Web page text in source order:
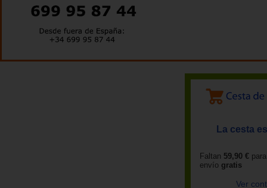
La cesta
Faltan 59,90 €
envío gratis
Ver